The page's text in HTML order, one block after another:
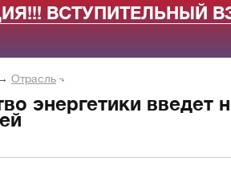
ВСТУПИТЕЛЬНЫЙ
Отрасль
энергетики введет